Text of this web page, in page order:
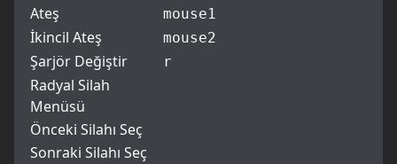
Ateş mouse1
İkincil Ateş mouse2
Şarjör Değiştir r
Radyal Silah
Menüsü
Önceki Silahı Seç
Sonraki Silahı Seç